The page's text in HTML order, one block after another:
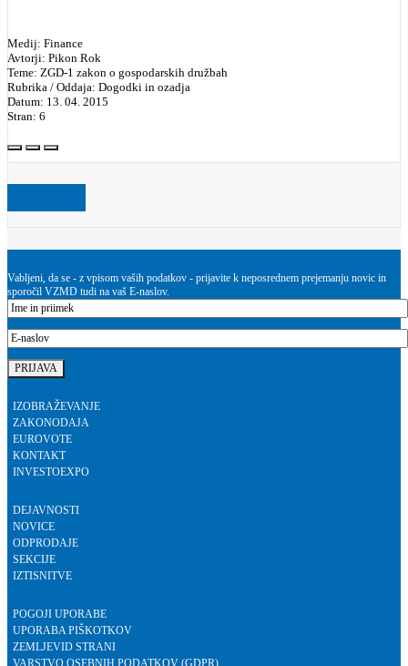
Medij: Finance
Avtorji: Pikon Rok
Teme: ZGD-1 zakon o gospodarskih družbah
Rubrika / Oddaja: Dogodki in ozadja
Datum: 13. 04. 2015
Stran: 6
Vabljeni, da se - z vpisom vaših podatkov - prijavite k neposrednem prejemanju novic in
sporočil VZMD tudi na vaš E-naslov.
IZOBRAŽEVANJE
ZAKONODAJA
EUROVOTE
KONTAKT
INVESTOEXPO
DEJAVNOSTI
NOVICE
ODPRODAJE
SEKCIJE
IZTISNITVE
POGOJI UPORABE
UPORABA PIŠKOTKOV
ZEMLJEVID STRANI
VARSTVO OSEBNIH PODATKOV (GDPR)